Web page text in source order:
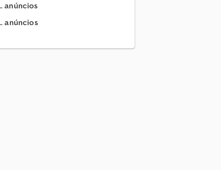
anúncios
anúncios